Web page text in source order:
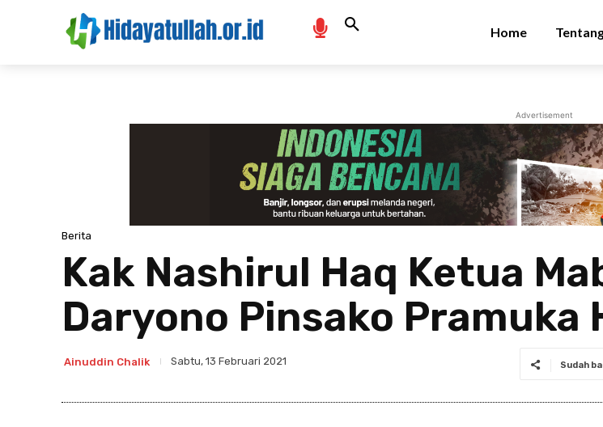
Home
Advertisement
Berita
Kak Nashirul Haq Ketua
Daryono Pinsako Pramuka
Ainuddin Chalik Sabtu, 13 Februari 2021 Sudah